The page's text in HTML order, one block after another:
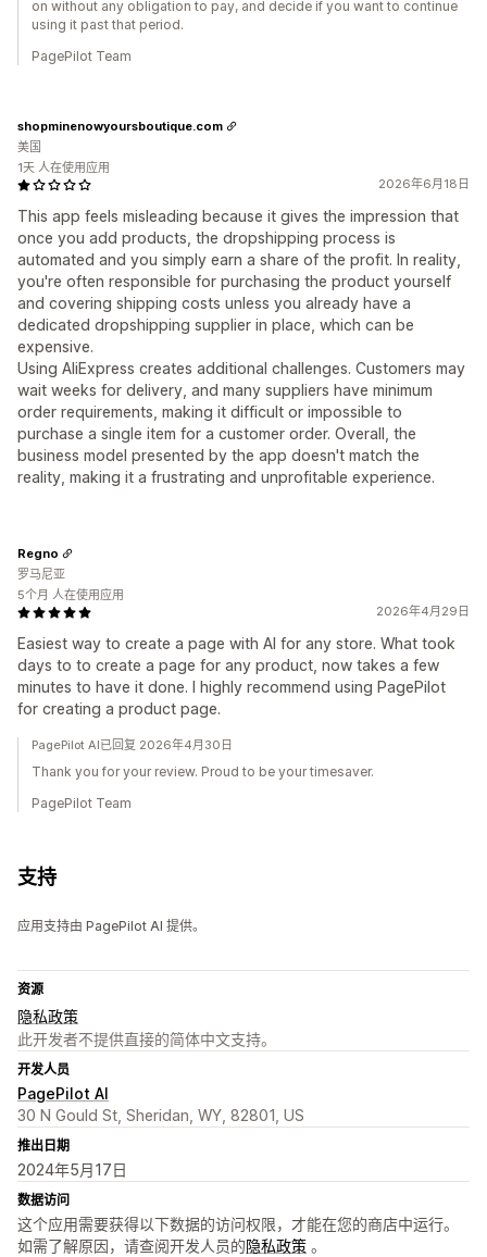
on without any obligation to pay, and decide if you want to continue
using it past that period.
PagePilot Team
2026年6月18日
This app feels misleading because it gives the impression that
once you add products, the dropshipping process is
automated and you simply earn a share of the profit. In reality,
you're often responsible for purchasing the product yourself
and covering shipping costs unless you already have a
dedicated dropshipping supplier in place, which can be
expensive.
Using AliExpress creates additional challenges. Customers may
wait weeks for delivery, and many suppliers have minimum
order requirements, making it difficult or impossible to
purchase a single item for a customer order. Overall, the
business model presented by the app doesn't match the
reality, making it a frustrating and unprofitable experience.
shopminenowyoursboutique.com
美国
1天 人在使用应用
2026年4月29日
Easiest way to create a page with AI for any store. What took
days to to create a page for any product, now takes a few
minutes to have it done. I highly recommend using PagePilot
for creating a product page.
Regno
罗马尼亚
5个月 人在使用应用
PagePilot AI已回复 2026年4月30日
Thank you for your review. Proud to be your timesaver.
PagePilot Team
支持
应用支持由 PagePilot AI 提供。
资源
隐私政策
此开发者不提供直接的简体中文支持。
开发人员
PagePilot AI
30 N Gould St, Sheridan, WY, 82801, US
推出日期
2024年5月17日
数据访问
这个应用需要获得以下数据的访问权限，才能在您的商店中运行。
如需了解原因，请查阅开发人员的隐私政策 。